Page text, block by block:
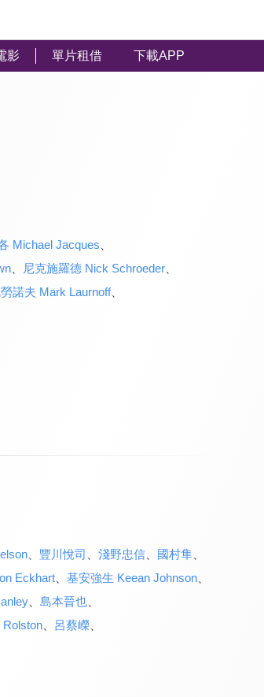
影 單片租借 下載APP
Michael Jacques
、 尼克施羅德 Nick Schroeder、
諾夫 Mark Laurnoff、
、 豐川悅司 淺野忠信、 國村隼、
Eckhart、 基安強生 Keean Johnson、
、 島本晉也、
、 呂蔡嶸、